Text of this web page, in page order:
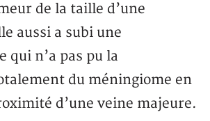
de la taille d’une
aussi a subi une
qui n’a pas pu la
du méningiome en
d’une veine majeure.